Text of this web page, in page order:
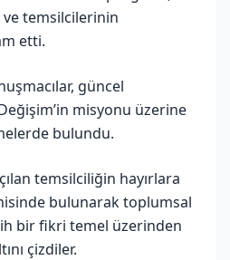
temsilcilerinin
etti.
güncel
misyonu üzerine
bulundu.
temsilciliğin hayırlara
bulunarak toplumsal
bir fikri temel üzerinden
çizdiler.